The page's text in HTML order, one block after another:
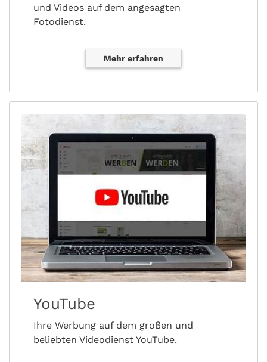
und Videos auf dem angesagten
Fotodienst.
Mehr erfahren
YouTube
Ihre Werbung auf dem großen und
beliebten Videodienst YouTube.